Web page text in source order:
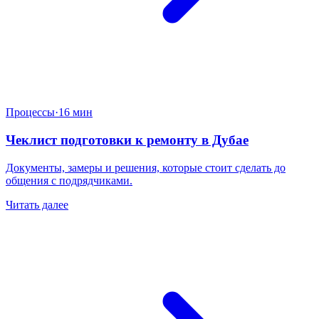
Процессы·16 мин
Чеклист подготовки к ремонту в Дубае
Документы, замеры и решения, которые стоит сделать до
общения с подрядчиками.
Читать далее